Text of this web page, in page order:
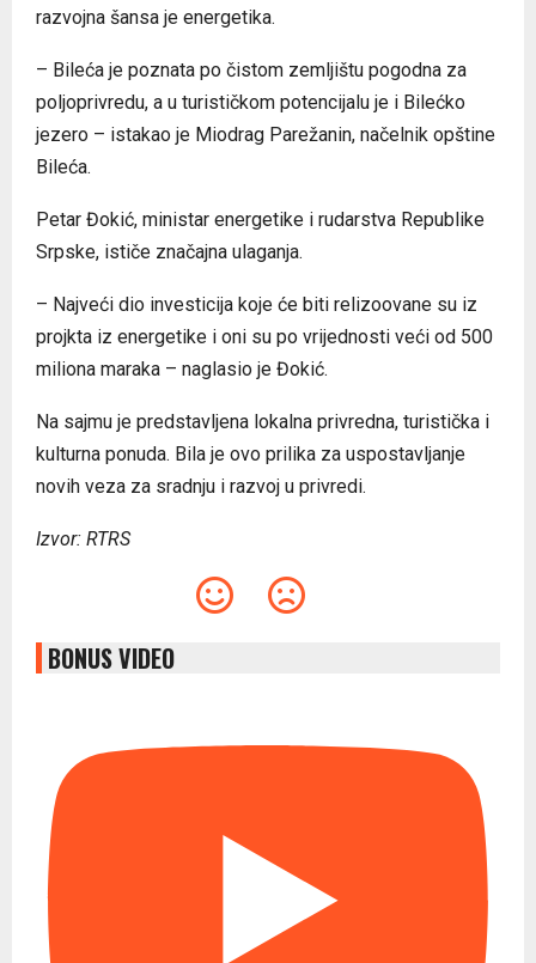
razvojna šansa je energetika.
– Bileća je poznata po čistom zemljištu pogodna za
poljoprivredu, a u turističkom potencijalu je i Bilećko
jezero – istakao je Miodrag Parežanin, načelnik opštine
Bileća.
Petar Đokić, ministar energetike i rudarstva Republike
Srpske, ističe značajna ulaganja.
– Najveći dio investicija koje će biti relizoovane su iz
projkta iz energetike i oni su po vrijednosti veći od 500
miliona maraka – naglasio je Đokić.
Na sajmu je predstavljena lokalna privredna, turistička i
kulturna ponuda. Bila je ovo prilika za uspostavljanje
novih veza za sradnju i razvoj u privredi.
Izvor: RTRS
BONUS VIDEO